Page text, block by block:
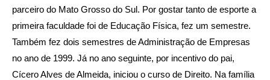
parceiro do Mato Grosso do Sul. Por gostar tanto de esporte a
primeira faculdade foi de Educação Física, fez um semestre.
Também fez dois semestres de Administração de Empresas
no ano de 1999. Já no ano seguinte, por incentivo do pai,
Cícero Alves de Almeida, iniciou o curso de Direito. Na família